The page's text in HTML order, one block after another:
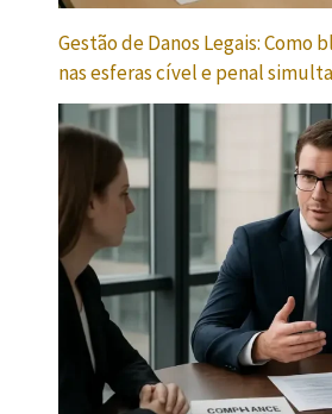
Gestão de Danos Legais: Como
nas esferas cível e penal